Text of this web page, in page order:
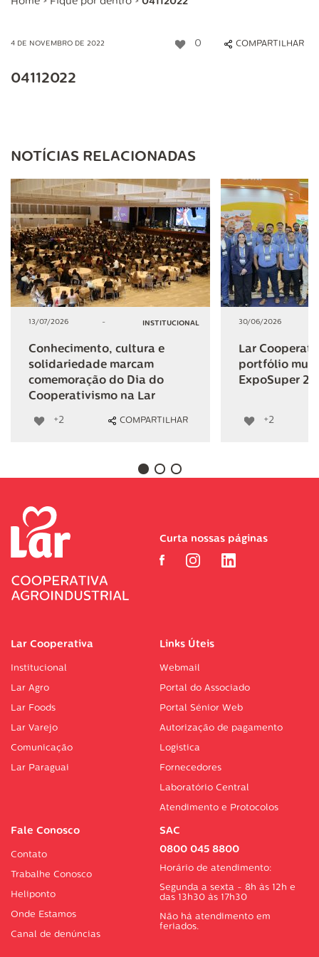
4 DE NOVEMBRO DE 2022 0 COMPARTILHAR
04112022
NOTÍCIAS RELACIONADAS
13/07/2026 - INSTITUCIONAL
Conhecimento, cultura e
solidariedade marcam
comemoração do Dia do
Cooperativismo na Lar
+2 COMPARTILHAR
30/06/2026
Lar
portfólio
ExpoSuper
+2
Lar Cooperativa
Institucional
Lar Agro
Lar Foods
Lar Varejo
Comunicação
Lar Paraguai
Links Úteis
Webmail
Portal do Associado
Portal Sénior Web
Autorização de pagamento
Logística
Fornecedores
Laboratório Central
Atendimento e Protocolos
Fale Conosco
Contato
Trabalhe Conosco
Heliponto
Onde Estamos
Canal de denúncias
SAC
0800 045 8800
Horário de atendimento:
Segunda a sexta - 8h às 12h e
das 13h30 às 17h30
Não há atendimento em
feriados.
Curta nossas páginas